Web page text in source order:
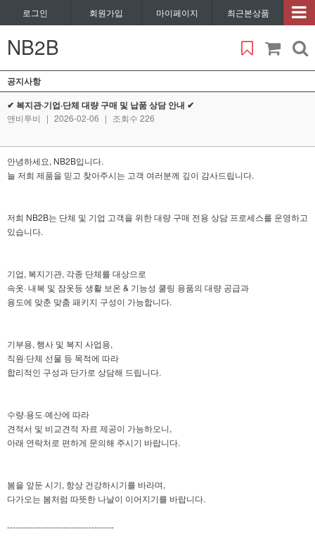
로그인 회원가입 마이페이지 최근본상품
NB2B
공지사항
✔ 복지관·기업·단체 대량 구매 및 납품 상담 안내 ✔
앤비투비 | 2026-02-06 | 조회수 226
안녕하세요, NB2B입니다.
늘 저희 제품을 믿고 찾아주시는 고객 여러분께 깊이 감사드립니다.
저희 NB2B는 단체 및 기업 고객을 위한 대량 구매 전용 상담 프로세스를 운영하고
있습니다.
기업, 복지기관, 각종 단체를 대상으로
속옷· 내복 및 잠옷등 생활 보온 & 기능성 쿨링 용품의 대량 공급과
용도에 맞춘 맞춤 패키지 구성이 가능합니다.
기부용, 행사 및 복지 사업용,
직원·단체 선물 등 목적에 따라
합리적인 구성과 단가로 상담해 드립니다.
수량·용도·예산에 따라
견적서 및 비교견적 자료 제공이 가능하오니,
아래 연락처로 편하게 문의해 주시기 바랍니다.
봄을 앞둔 시기, 항상 건강하시기를 바라며,
다가오는 봄처럼 따뜻한 나날이 이어지기를 바랍니다.
--------------------------------------